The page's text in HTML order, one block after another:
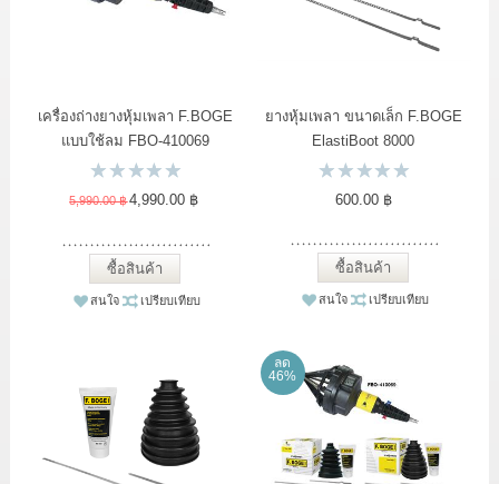
สาระน่ารู้
เครื่องถ่างยางหุ้มเพลา F.BOGE
แบบใช้ลม FBO-410069
5,990.00 ฿4,990.00 ฿
ซื้อสินค้า
สนใจ เปรียบเทียบ
ยางหุ้มเพลา ขนาดเล็ก F.BOGE
ElastiBoot 8000
600.00 ฿
ซื้อสินค้า
สนใจ เปรียบเทียบ
ลด
46%